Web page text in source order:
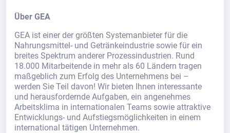
Über GEA
GEA ist einer der größten Systemanbieter für die
Nahrungsmittel- und Getränkeindustrie sowie für ein
breites Spektrum anderer Prozessindustrien. Rund
18.000 Mitarbeitende in mehr als 60 Ländern tragen
maßgeblich zum Erfolg des Unternehmens bei –
werden Sie Teil davon! Wir bieten Ihnen interessante
und herausfordernde Aufgaben, ein angenehmes
Arbeitsklima in internationalen Teams sowie attraktive
Entwicklungs- und Aufstiegsmöglichkeiten in einem
international tätigen Unternehmen.